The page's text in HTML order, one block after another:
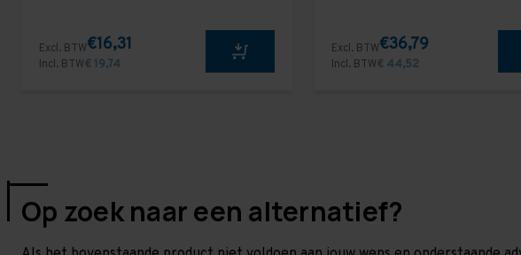
Excl. BTW€16,31
Incl. BTW€ 19,74
Excl. BTW€36,79
Incl. BTW€ 44,52
Op zoek naar een alternatief?